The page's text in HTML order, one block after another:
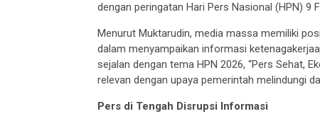
dengan peringatan Hari Pers Nasional (HPN) 9
Menurut Muktarudin, media massa memiliki
dalam menyampaikan informasi
sejalan dengan tema HPN 2026, “Pers Sehat,
relevan dengan upaya pemerintah melindungi
Pers di Tengah Disrupsi Informasi